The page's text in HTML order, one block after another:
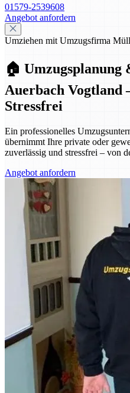
01579-2539608
Angebot anfordern
Umziehen mit Umzugsfirma
🏠
Auerbach Vogtland
Stressfrei
Ein professionelles
übernimmt Ihre private oder
zuverlässig und stressfrei – von
Angebot anfordern